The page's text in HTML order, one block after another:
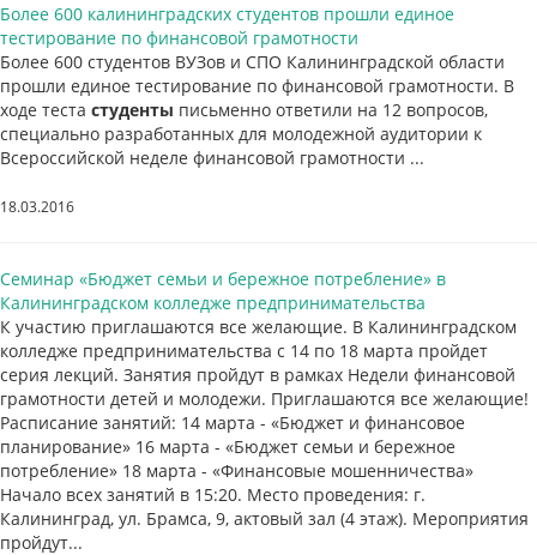
Более 600 калининградских студентов прошли единое
тестирование по финансовой грамотности
Более 600 студентов ВУЗов и СПО Калининградской области
прошли единое тестирование по финансовой грамотности. В
ходе теста студенты письменно ответили на 12 вопросов,
специально разработанных для молодежной аудитории к
Всероссийской неделе финансовой грамотности ...
18.03.2016
Семинар «Бюджет семьи и бережное потребление» в
Калининградском колледже предпринимательства
К участию приглашаются все желающие. В Калининградском
колледже предпринимательства с 14 по 18 марта пройдет
серия лекций. Занятия пройдут в рамках Недели финансовой
грамотности детей и молодежи. Приглашаются все желающие!
Расписание занятий: 14 марта - «Бюджет и финансовое
планирование» 16 марта - «Бюджет семьи и бережное
потребление» 18 марта - «Финансовые мошенничества»
Начало всех занятий в 15:20. Место проведения: г.
Калининград, ул. Брамса, 9, актовый зал (4 этаж). Мероприятия
пройдут...